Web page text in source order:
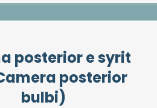
posterior e syrit
posterior
bulbi)